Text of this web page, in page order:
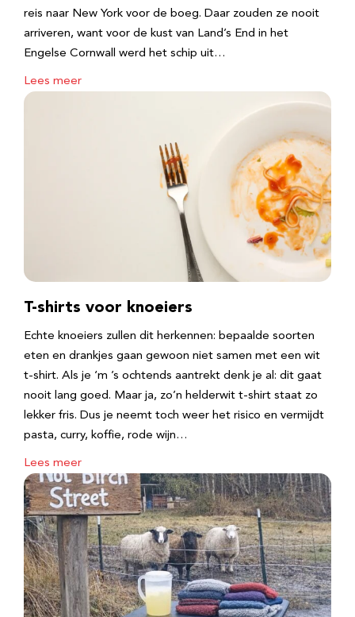
reis naar New York voor de boeg. Daar zouden ze nooit
arriveren, want voor de kust van Land’s End in het
Engelse Cornwall werd het schip uit…
Lees meer
T-shirts voor knoeiers
Echte knoeiers zullen dit herkennen: bepaalde soorten
eten en drankjes gaan gewoon niet samen met een wit
t-shirt. Als je ‘m ’s ochtends aantrekt denk je al: dit gaat
nooit lang goed. Maar ja, zo’n helderwit t-shirt staat zo
lekker fris. Dus je neemt toch weer het risico en vermijdt
pasta, curry, koffie, rode wijn…
Lees meer